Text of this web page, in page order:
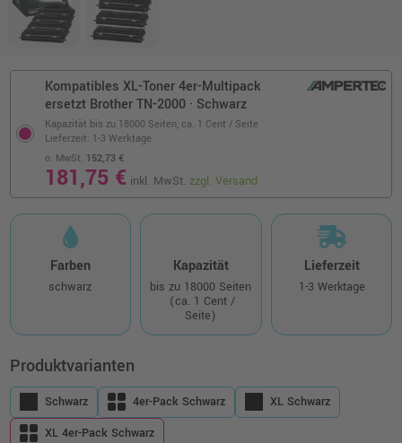
Kompatibles XL-Toner 4er-Multipack
ersetzt Brother TN-2000 · Schwarz
Kapazität bis zu 18000 Seiten, ca. 1 Cent / Seite
o. MwSt. 152,73 €
181,75 € inkl. MwSt.zzgl. Versand
Lieferzeit: 1-3 Werktage
Farben
schwarz
Kapazität
bis zu 18000 Seiten
(ca. 1 Cent /
Seite)
Lieferzeit
1-3 Werktage
Produktvarianten
Schwarz 4er-Pack Schwarz
XL Schwarz
XL 4er-Pack Schwarz